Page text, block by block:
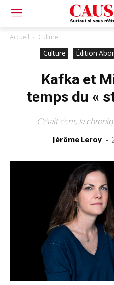
Accueil Culture
Culture Édition
Kafka et
temps du «
C’était écrit, la
Jérôme Leroy -